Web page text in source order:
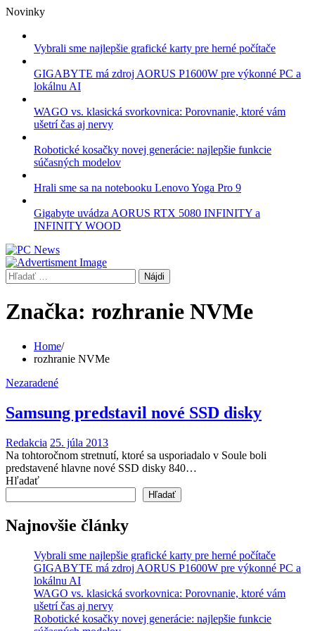
Skip
content
Novinky
Vybrali sme najlepšie grafické karty pre herné počítače
GIGABYTE má zdroj AORUS P1600W pre výkonné PC a
lokálnu AI
WAGO vs. klasická svorkovnica: Porovnanie, ktoré vám
ušetrí čas aj nervy
Robotické kosačky novej generácie: najlepšie funkcie
súčasných modelov
Hrali sme sa na notebooku Lenovo Yoga Pro 9
Gigabyte uvádza AORUS RTX 5080 INFINITY a
INFINITY WOOD
Hľadať:
Značka: rozhranie NVMe
Home
rozhranie NVMe
Nezaradené
Samsung predstavil nové SSD disky
Redakcia 25. júla 2013
Na tohtoročnom stretnutí, ktoré sa usporiadalo v Soule boli
predstavené hlavne nové SSD disky 840…
Hľadať
Hľadať
Najnovšie články
Vybrali sme najlepšie grafické karty pre herné počítače
GIGABYTE má zdroj AORUS P1600W pre výkonné PC a
lokálnu AI
WAGO vs. klasická svorkovnica: Porovnanie, ktoré vám
ušetrí čas aj nervy
Robotické kosačky novej generácie: najlepšie funkcie